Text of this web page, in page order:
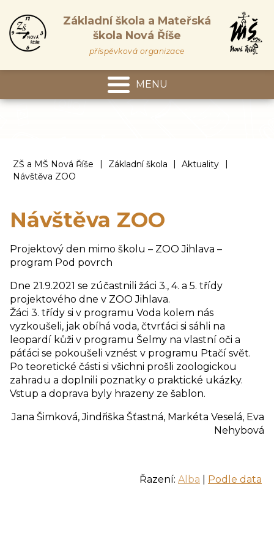
Základní škola a Mateřská
škola Nová Říše
příspěvková organizace
MENU
ZŠ a MŠ Nová Říše | Základní škola | Aktuality
|
Návštěva ZOO
Návštěva ZOO
Projektový den mimo školu – ZOO Jihlava –
program Pod povrch
Dne 21.9.2021 se zúčastnili žáci 3., 4. a 5. třídy
projektového dne v ZOO Jihlava.
Žáci 3. třídy si v programu Voda kolem nás
vyzkoušeli, jak obíhá voda, čtvrťáci si sáhli na
leopardí kůži v programu Šelmy na vlastní oči a
páťáci se pokoušeli vznést v programu Ptačí svět.
Po teoretické části si všichni prošli zoologickou
zahradu a doplnili poznatky o praktické ukázky.
Vstup a doprava byly hrazeny ze šablon.
Jana Šimková, Jindřiška Šťastná, Markéta Veselá, Eva
Nehybová
Řazení: Alba Podle data